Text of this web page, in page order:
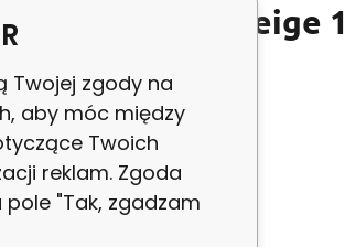
INFINITY 2 Beige
Twojej zgody na
aby móc między
Twoich
reklam. Zgoda
"Tak, zgadzam